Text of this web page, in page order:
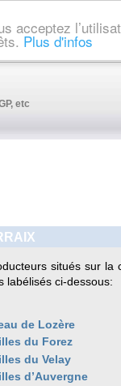
acceptez
Plus d'infos
etc
situés sur la
labélisés ci-dessous:
de Lozère
du Forez
du Velay
d’Auvergne